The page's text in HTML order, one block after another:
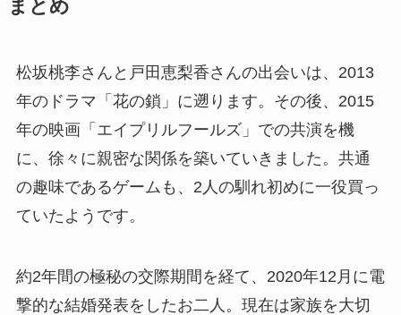
まとめ
松坂桃李さんと戸田恵梨香さんの出会いは、2013
年のドラマ「花の鎖」に遡ります。その後、2015
年の映画「エイプリルフールズ」での共演を機
に、徐々に親密な関係を築いていきました。共通
の趣味であるゲームも、2人の馴れ初めに一役買っ
ていたようです。
約2年間の極秘の交際期間を経て、2020年12月に電
撃的な結婚発表をしたお二人。現在は家族を大切